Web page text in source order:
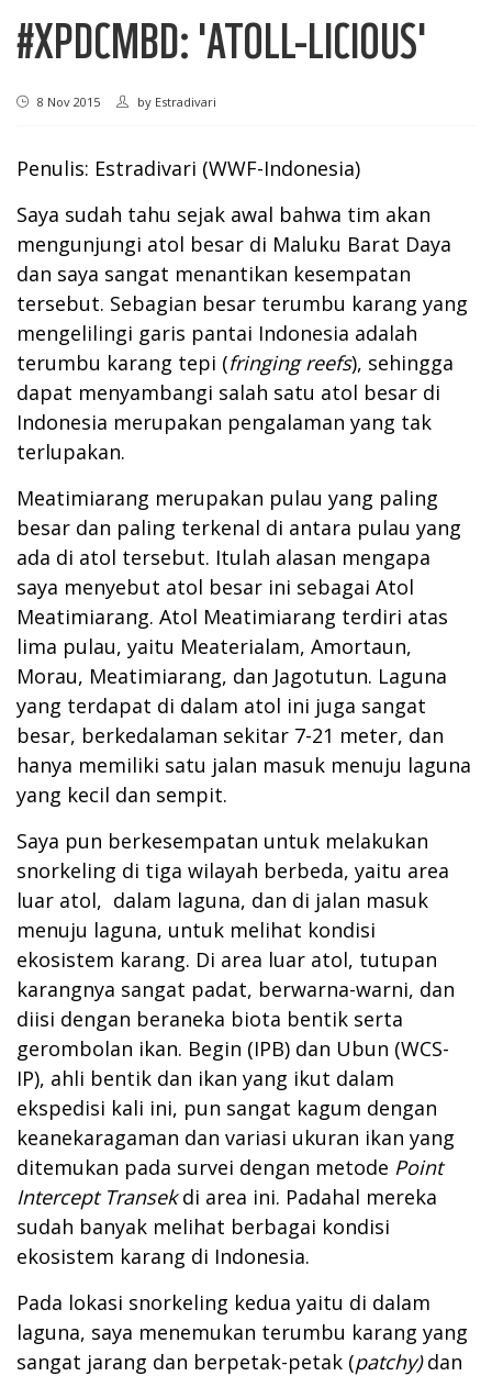
#XPDCMBD: 'ATOLL-LICIOUS'
8 Nov 2015 by Estradivari
Penulis: Estradivari (WWF-Indonesia)
Saya sudah tahu sejak awal bahwa tim akan
mengunjungi atol besar di Maluku Barat Daya
dan saya sangat menantikan kesempatan
tersebut. Sebagian besar terumbu karang yang
mengelilingi garis pantai Indonesia adalah
terumbu karang tepi (fringing reefs), sehingga
dapat menyambangi salah satu atol besar di
Indonesia merupakan pengalaman yang tak
terlupakan.
Meatimiarang merupakan pulau yang paling
besar dan paling terkenal di antara pulau yang
ada di atol tersebut. Itulah alasan mengapa
saya menyebut atol besar ini sebagai Atol
Meatimiarang. Atol Meatimiarang terdiri atas
lima pulau, yaitu Meaterialam, Amortaun,
Morau, Meatimiarang, dan Jagotutun. Laguna
yang terdapat di dalam atol ini juga sangat
besar, berkedalaman sekitar 7-21 meter, dan
hanya memiliki satu jalan masuk menuju laguna
yang kecil dan sempit.
Saya pun berkesempatan untuk melakukan
snorkeling di tiga wilayah berbeda, yaitu area
luar atol, dalam laguna, dan di jalan masuk
menuju laguna, untuk melihat kondisi
ekosistem karang. Di area luar atol, tutupan
karangnya sangat padat, berwarna-warni, dan
diisi dengan beraneka biota bentik serta
gerombolan ikan. Begin (IPB) dan Ubun (WCS-
IP), ahli bentik dan ikan yang ikut dalam
ekspedisi kali ini, pun sangat kagum dengan
keanekaragaman dan variasi ukuran ikan yang
ditemukan pada survei dengan metode Point
Intercept Transekdi area ini. Padahal mereka
sudah banyak melihat berbagai kondisi
ekosistem karang di Indonesia.
Pada lokasi snorkeling kedua yaitu di dalam
laguna, saya menemukan terumbu karang yang
sangat jarang dan berpetak-petak (patchy)dan